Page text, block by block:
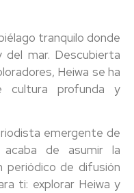
tranquilo donde
mar. Descubierta
Heiwa se ha
cultura profunda y
emergente de
acaba de asumir la
periódico de difusión
ti: explorar Heiwa y